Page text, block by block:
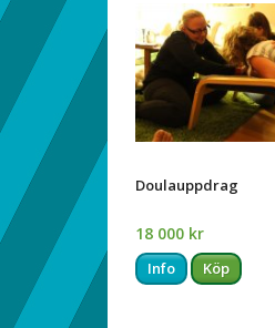
Doulauppdrag
18 000 kr
Info Köp